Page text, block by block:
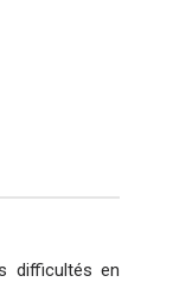
difficultés en